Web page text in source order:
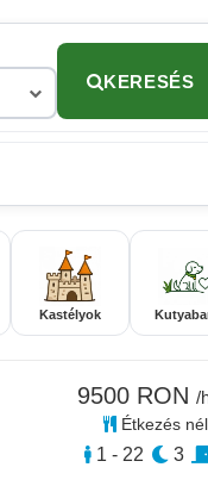
KERESÉS
Kastélyok
9500 RON /
Étkezés
1 - 22 3